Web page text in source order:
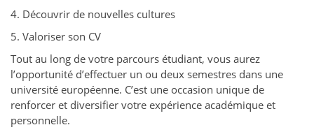
4. Découvrir de nouvelles cultures
5. Valoriser son CV
Tout au long de votre parcours étudiant, vous aurez
l’opportunité d’effectuer un ou deux semestres dans une
université européenne. C’est une occasion unique de
renforcer et diversifier votre expérience académique et
personnelle.